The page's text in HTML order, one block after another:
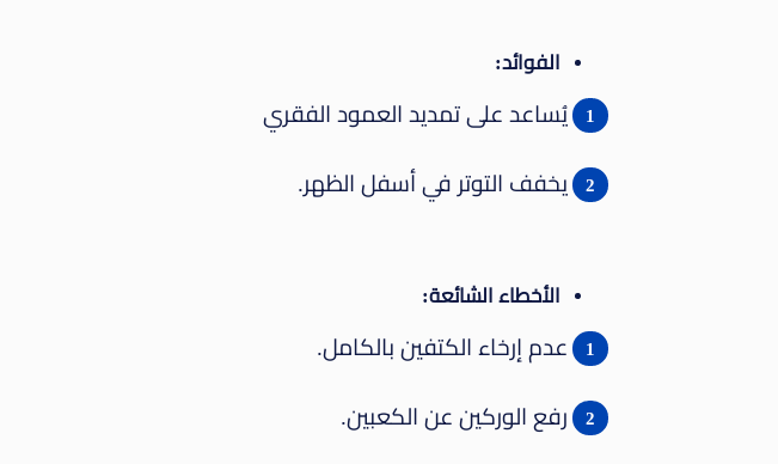
الفوائد:
يُساعد على تمديد العمود الفقري
يخفف التوتر في أسفل الظهر.
الأخطاء الشائعة:
عدم إرخاء الكتفين بالكامل.
رفع الوركين عن الكعبين.